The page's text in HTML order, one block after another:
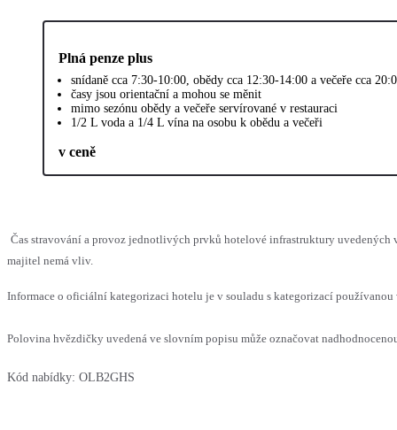
Plná penze plus
snídaně cca 7:30-10:00, obědy cca 12:30-14:00 a večeře cca
časy jsou orientační a mohou se měnit
mimo sezónu obědy a večeře servírované v restauraci
1/2 L voda a 1/4 L vína na osobu k obědu a večeři
v ceně
Čas stravování a provoz jednotlivých prvků hotelové infrastruktury uvedených
majitel nemá vliv.
Informace o oficiální kategorizaci hotelu je v souladu s kategorizací
Polovina hvězdičky uvedená ve slovním popisu může označovat
Kód nabídky: OLB2GHS